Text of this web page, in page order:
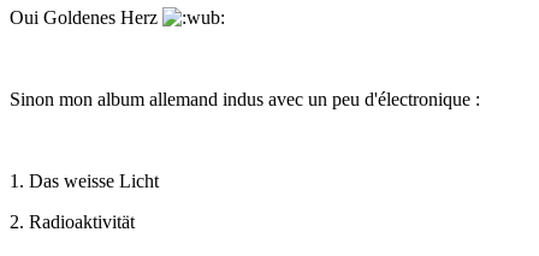
Oui Goldenes Herz
Sinon mon album allemand indus avec un peu d'électronique :
1. Das weisse Licht
2. Radioaktivität